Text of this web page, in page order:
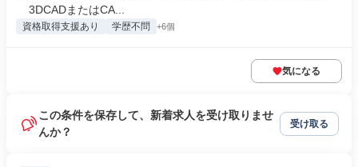
3DCADまたはCA...
資格取得支援あり 学歴不問 +6個
気になる
この条件を保存して、新着求人を受け取りませ
んか？
受け取る